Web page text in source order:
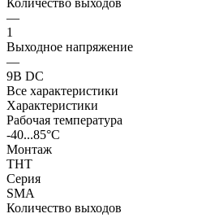
—
1
Выходное напряжение
—
9В DC
Все характеристики
Характеристики
Рабочая температура
-40...85°C
Монтаж
THT
Серия
SMA
Количество выходов